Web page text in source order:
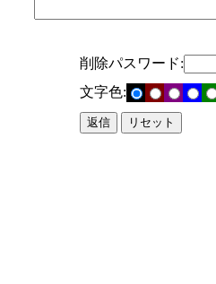
削除パスワード:
文字色: